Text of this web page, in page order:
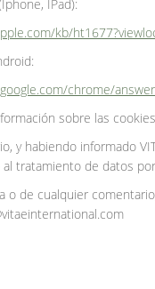
IPad):
kb/
chrome/
sobre las
y habiendo informado
tratamiento de datos
o de cualquier